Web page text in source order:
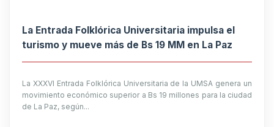
La Entrada Folklórica Universitaria impulsa el
turismo y mueve más de Bs 19 MM en La Paz
La XXXVI Entrada Folklórica Universitaria de la UMSA genera un
movimiento económico superior a Bs 19 millones para la ciudad
de La Paz, según...